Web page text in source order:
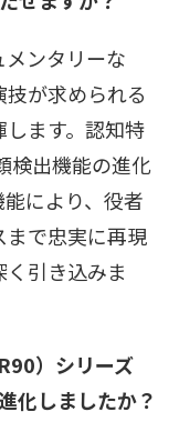
メンタリーな
が求められる
ます。認知特
検出機能の進化
により、役者
まで忠実に再現
引き込みま
）シリーズ
化しましたか？